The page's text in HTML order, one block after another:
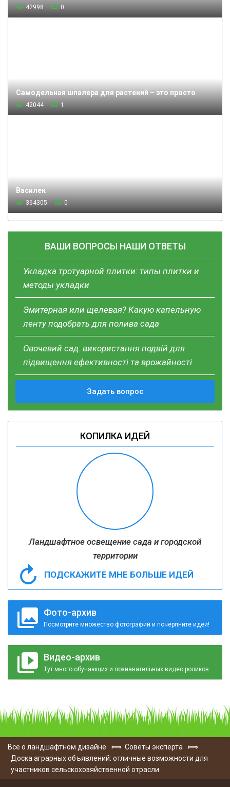
42998 0
Самодельная шпалера для растений – это просто
42044 1
Василек
364305 0
ВАШИ ВОПРОСЫ НАШИ ОТВЕТЫ
Укладка тротуарной плитки: типы плитки и
методы укладки
Эмитерная или щелевая? Какую капельную
ленту подобрать для полива сада
Овочевий сад: використання подвій для
підвищення ефективності та врожайності
Задать вопрос
КОПИЛКА ИДЕЙ
Ландшафтное освещение сада и городской
территории
ПОДСКАЖИТЕ МНЕ БОЛЬШЕ ИДЕЙ
Фото-архив
Посмотрите множество фотографий и почерпните идеи!
Видео-архив
Тут много обучающих и познавательных видео роликов
Все о ландшафтном дизайне ⟾ Советы эксперта
⟾
Доска аграрных объявлений: отличные возможности для
участников сельскохозяйственной отрасли